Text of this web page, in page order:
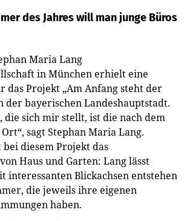
des Jahres will man junge Büros
Maria Lang
in München erhielt eine
das Projekt „Am Anfang steht der
der bayerischen Landeshauptstadt.
die sich mir stellt, ist die nach dem
sagt Stephan Maria Lang.
diesem Projekt das
Haus und Garten: Lang lässt
interessanten Blickachsen entstehen
die jeweils ihre eigenen
haben.